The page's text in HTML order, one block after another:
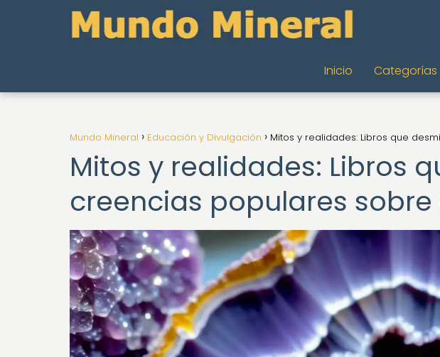
Inicio Categorías
Mundo Mineral Educación y Divulgación Mitos y realidades: Libros que
Mitos y realidades: Libros
creencias populares